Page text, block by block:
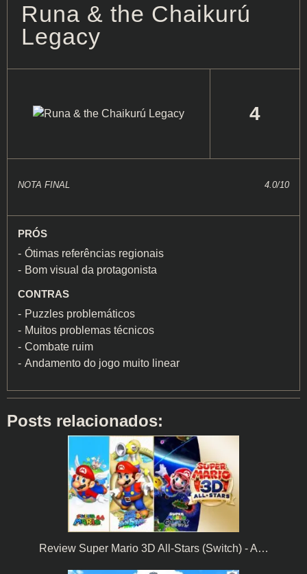
Runa & the Chaikurú
Legacy
4
NOTA FINAL 4.0/10
PRÓS
Ótimas referências regionais
Bom visual da protagonista
CONTRAS
Puzzles problemáticos
Muitos problemas técnicos
Combate ruim
Andamento do jogo muito linear
Posts relacionados:
Review Super Mario 3D All-Stars (Switch) - A…